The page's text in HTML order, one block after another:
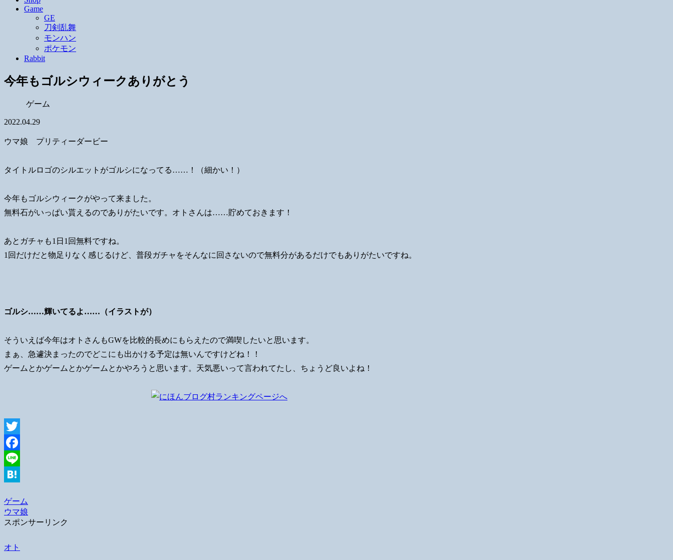
Game
GE
刀剣乱舞
モンハン
ポケモン
Rabbit
今年もゴルシウィークありがとう
ゲーム
2022.04.29
ウマ娘 プリティーダービー
タイトルロゴのシルエットがゴルシになってる……！（細かい！）
今年もゴルシウィークがやって来ました。
無料石がいっぱい貰えるのでありがたいです。オトさんは……貯めておきます！
あとガチャも1日1回無料ですね。
1回だけだと物足りなく感じるけど、普段ガチャをそんなに回さないので無料分があるだけでもありがたいですね。
ゴルシ……輝いてるよ……（イラストが）
そういえば今年はオトさんもGWを比較的長めにもらえたので満喫したいと思います。
まぁ、急遽決まったのでどこにも出かける予定は無いんですけどね！！
ゲームとかゲームとかゲームとかやろうと思います。天気悪いって言われてたし、ちょうど良いよね！
Twitter
Facebook
Line
ゲーム
ウマ娘
スポンサーリンク
オト